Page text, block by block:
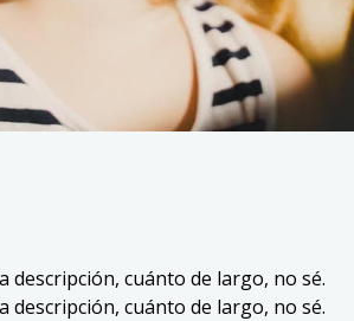
descripción, cuánto de largo, no sé.
descripción, cuánto de largo, no sé.